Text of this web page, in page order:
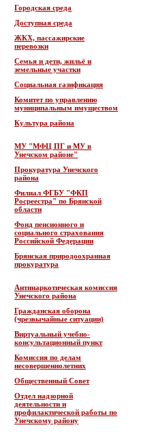
Городская среда
Доступная среда
ЖКХ, пассажирские
перевозки
Семья и дети, жильё и
земельные участки
Социальная газификация
Комитет по управлению
муниципальным имуществом
Культура района
МУ "МФЦ ПГ и МУ в
Унечском районе"
Прокуратура Унечского
района
Филиал ФГБУ "ФКП
Росреестра" по Брянской
области
Фонд пенсионного и
социального страхования
Российской Федерации
Брянская природоохранная
прокуратура
Антинаркотическая комиссия
Унечского района
Гражданская оборона
(чрезвычайные ситуации)
Виртуальный учебно-
консультационный пункт
Комиссия по делам
несовершеннолетних
Общественный Совет
Отдел надзорной
деятельности и
профилактической работы по
Унечскому району